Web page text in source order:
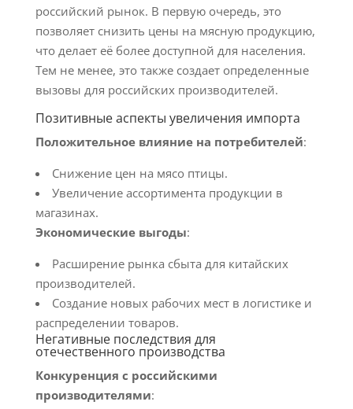
российский рынок. В первую очередь, это
позволяет снизить цены на мясную продукцию,
что делает её более доступной для населения.
Тем не менее, это также создает определенные
вызовы для российских производителей.
Позитивные аспекты увеличения импорта
Положительное влияние на потребителей:
Снижение цен на мясо птицы.
Увеличение ассортимента продукции в
магазинах.
Экономические выгоды:
Расширение рынка сбыта для китайских
производителей.
Создание новых рабочих мест в логистике и
распределении товаров.
Негативные последствия для
отечественного производства
Конкуренция с российскими
производителями: